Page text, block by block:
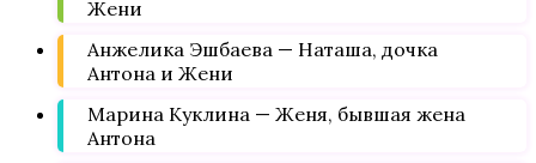
Жени
Анжелика Эшбаева — Наташа, дочка
Антона и Жени
Марина Куклина — Женя, бывшая жена
Антона